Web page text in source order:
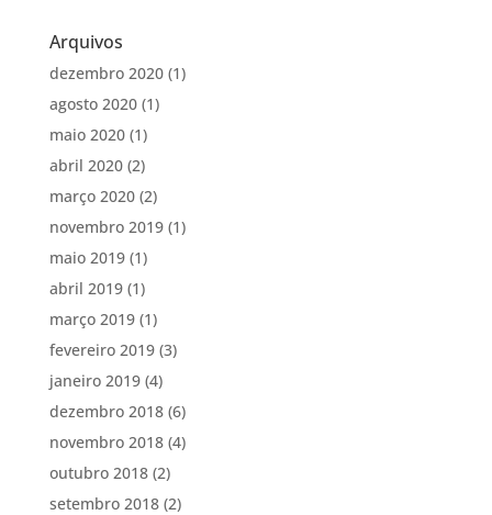
Arquivos
dezembro 2020(1)
agosto 2020(1)
maio 2020(1)
abril 2020(2)
março 2020(2)
novembro 2019(1)
maio 2019(1)
abril 2019(1)
março 2019(1)
fevereiro 2019(3)
janeiro 2019(4)
dezembro 2018(6)
novembro 2018(4)
outubro 2018(2)
setembro 2018(2)